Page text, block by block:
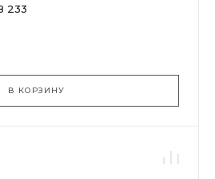
233
В КОРЗИНУ